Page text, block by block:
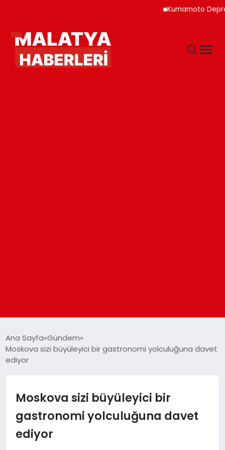
Kumamoto
GÜNDEM
DÜNYA
EĞITIM
Ana Sayfa Gündem
Moskova sizi büyüleyici bir gastronomi yolculuğuna davet
ediyor
Moskova sizi büyüleyici bir
gastronomi yolculuğuna davet
ediyor